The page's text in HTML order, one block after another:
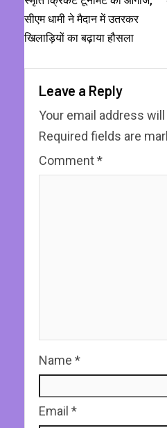
सीएम धामी ने मैदान में उतरकर
खिलाड़ियों का बढ़ाया हौसला
Leave a Reply
Your email address
Required fields are
Comment*
Name *
Email *